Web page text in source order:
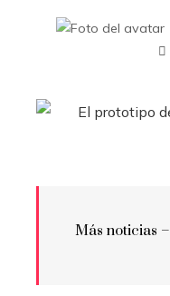
Más noticias –